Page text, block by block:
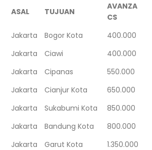
ASAL TUJUAN
AVANZA
CS
Jakarta
Bogor Kota 400.000
Jakarta
Ciawi 400.000
Jakarta
Cipanas 550.000
Jakarta
Cianjur Kota 650.000
Jakarta
Sukabumi Kota 850.000
Jakarta
Bandung Kota 800.000
Jakarta
Garut Kota 1.350.000